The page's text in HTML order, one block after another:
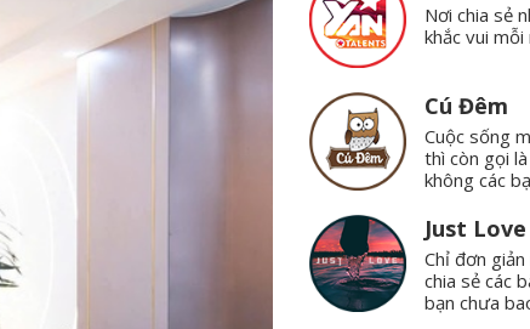
Nơi chia sẻ
khắc vui mỗi
Cú Đêm
Cuộc sống
thì còn gọi
không các
Just Love
Chỉ đơn
chia sẻ các
bạn chưa